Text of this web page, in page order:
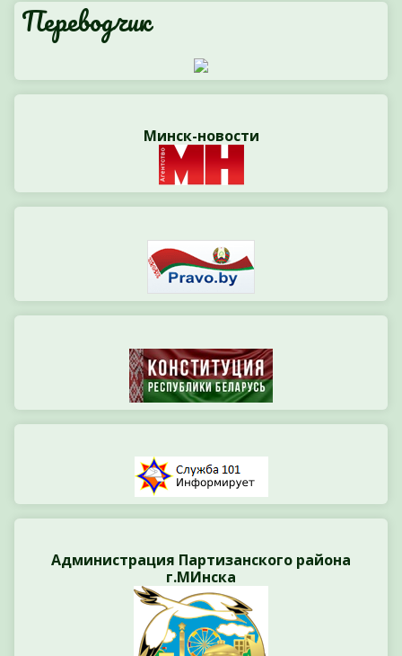
Переводчик
Минск-новости
Администрация Партизанского района
г.МИнска